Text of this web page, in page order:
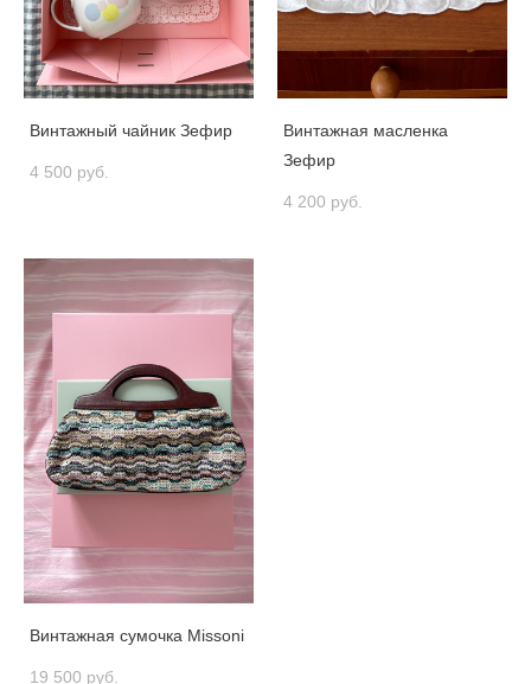
Винтажный чайник Зефир
4 500 pуб.
Винтажная масленка
Зефир
4 200 pуб.
Винтажная сумочка Missoni
19 500 pуб.